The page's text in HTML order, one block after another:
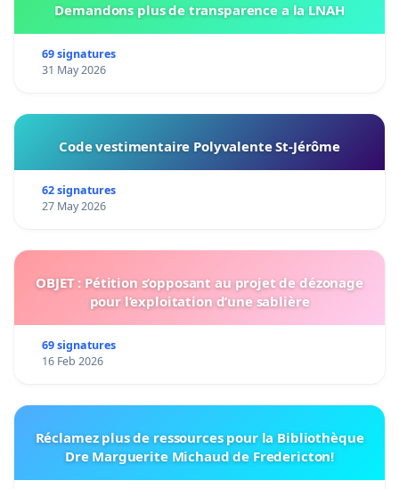
Demandons plus de transparence a la LNAH
69 signatures
31 May 2026
Code vestimentaire Polyvalente St-Jérôme
62 signatures
27 May 2026
OBJET : Pétition s’opposant au projet de dézonage
pour l’exploitation d’une sablière
69 signatures
16 Feb 2026
Réclamez plus de ressources pour la Bibliothèque
Dre Marguerite Michaud de Fredericton!